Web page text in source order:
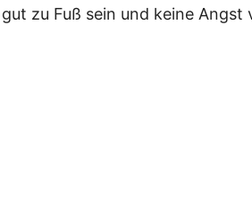
zu Fuß sein und keine Angst